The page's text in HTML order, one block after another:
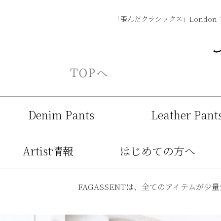
「歪んだクラシックス」
Denim Pants Leather
Artist情報 はじめての方へ
FAGASSENTは、全てのアイテムが少